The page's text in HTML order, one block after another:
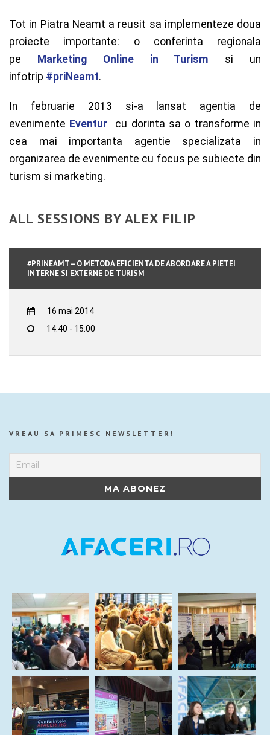
Tot in Piatra Neamt a reusit sa implementeze doua
proiecte importante: o conferinta regionala
pe Marketing Online in Turism si un
infotrip #priNeamt.
In februarie 2013 si-a lansat agentia de
evenimente Eventur
cu dorinta sa o transforme in
cea mai importanta agentie specializata in
organizarea de evenimente cu focus pe subiecte din
turism si marketing.
ALL SESSIONS BY ALEX FILIP
#PRINEAMT – O METODA EFICIENTA DE ABORDARE A PIETEI
INTERNE SI EXTERNE DE TURISM
16 mai 2014
14:40 - 15:00
VREAU SA PRIMESC NEWSLETTER!